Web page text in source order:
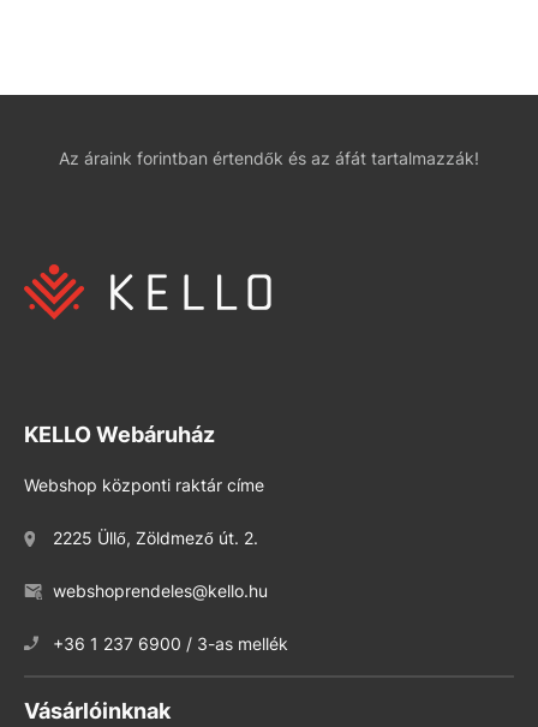
Az áraink forintban értendők és az áfát tartalmazzák!
KELLO Webáruház
Webshop központi raktár címe
2225 Üllő, Zöldmező út. 2.
webshoprendeles@kello.hu
+36 1 237 6900 / 3-as mellék
Vásárlóinknak